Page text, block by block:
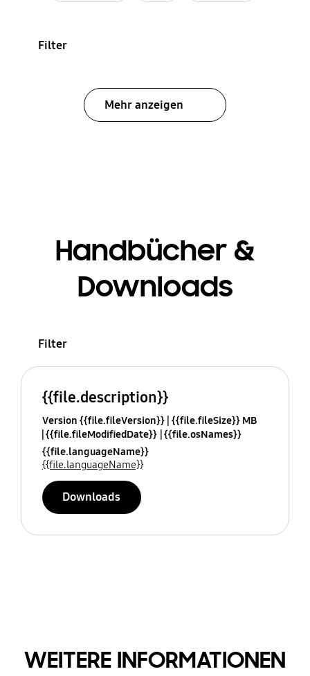
Filter
Mehr anzeigen
Handbücher &
Downloads
Filter
{{file.description}}
Version {{file.fileVersion}} {{file.fileSize}} MB
{{file.fileModifiedDate}} {{file.osNames}}
{{file.languageName}}
{{file.languageName}}
Downloads
WEITERE INFORMATIONEN